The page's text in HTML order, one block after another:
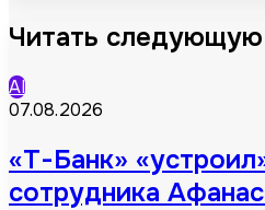
Читать следующую
AI
07.08.2026
«Т-Банк»
сотрудника